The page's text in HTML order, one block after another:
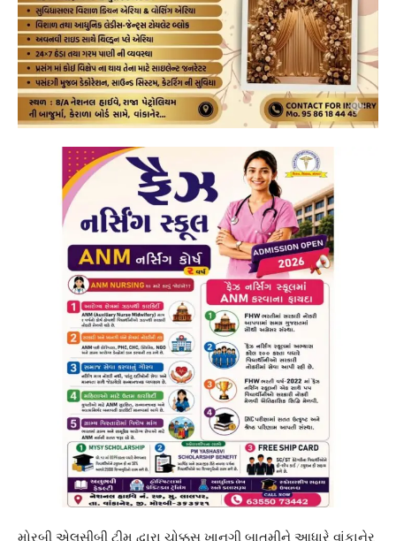
મોરબી એલસીબી ટીમ દ્વારા ચોક્કસ ખાનગી બાતમીને આધારે વાંકાનેર